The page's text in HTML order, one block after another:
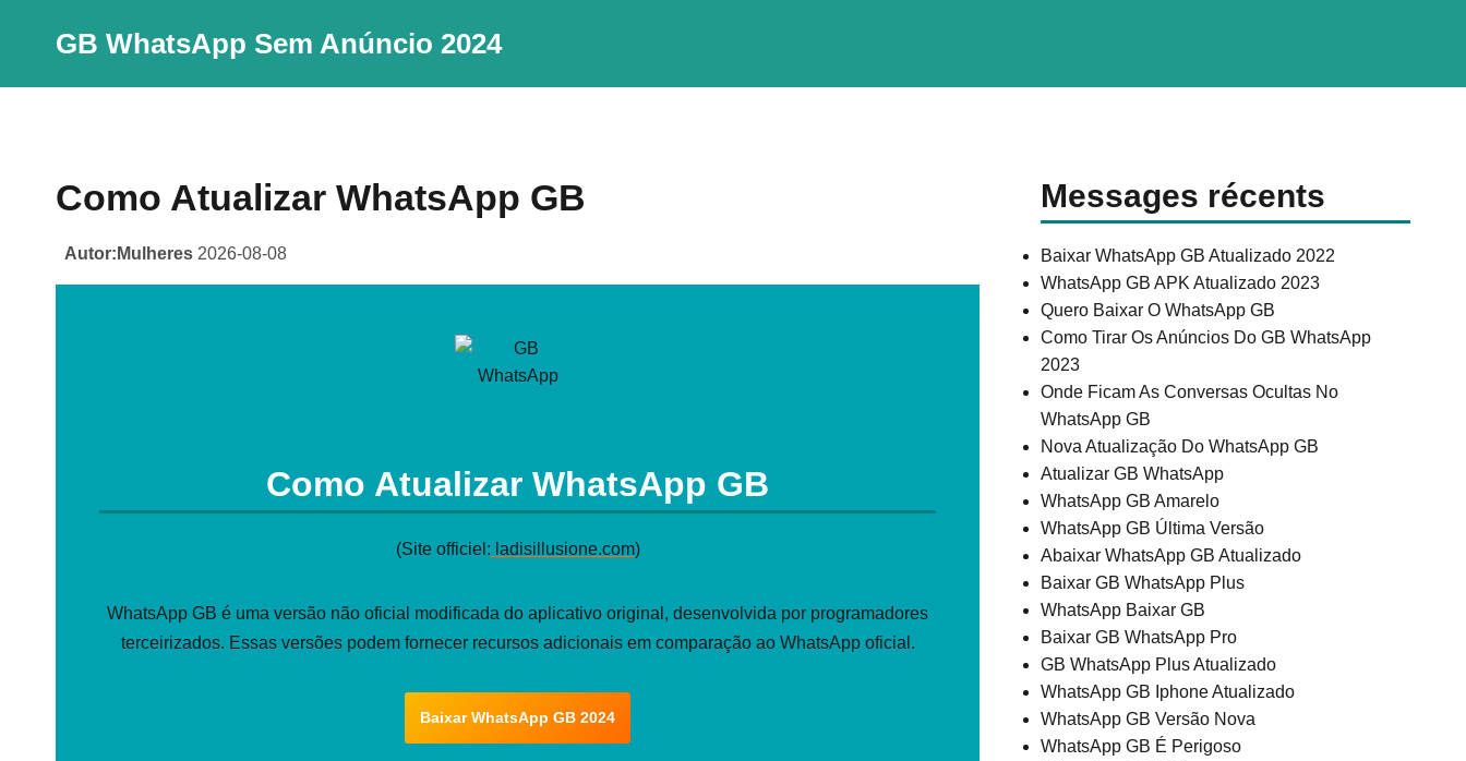
GB WhatsApp Sem Anúncio 2024
Como Atualizar WhatsApp GB
Autor:Mulheres 2026-08-08
Como Atualizar WhatsApp GB
(Site officiel: ladisillusione.com)
WhatsApp GB é uma versão não oficial modificada do aplicativo original, desenvolvida por programadores
terceirizados. Essas versões podem fornecer recursos adicionais em comparação ao WhatsApp oficial.
Baixar WhatsApp GB 2024
Messages récents
Baixar WhatsApp GB Atualizado 2022
WhatsApp GB APK Atualizado 2023
Quero Baixar O WhatsApp GB
Como Tirar Os Anúncios Do GB WhatsApp
2023
Onde Ficam As Conversas Ocultas No
WhatsApp GB
Nova Atualização Do WhatsApp GB
Atualizar GB WhatsApp
WhatsApp GB Amarelo
WhatsApp GB Última Versão
Abaixar WhatsApp GB Atualizado
Baixar GB WhatsApp Plus
WhatsApp Baixar GB
Baixar GB WhatsApp Pro
GB WhatsApp Plus Atualizado
WhatsApp GB Iphone Atualizado
WhatsApp GB Versão Nova
WhatsApp GB É Perigoso